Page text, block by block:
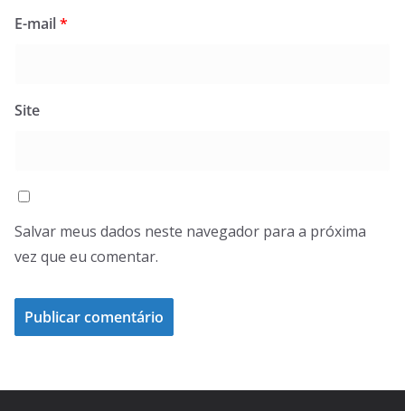
E-mail*
Site
Salvar meus dados neste navegador para a próxima
vez que eu comentar.